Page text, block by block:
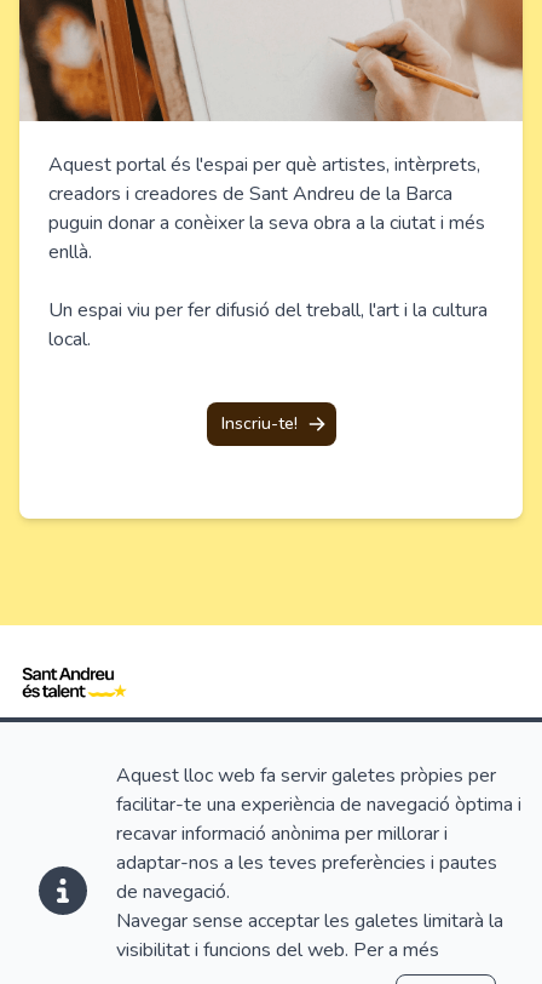
Aquest portal és l'espai per què artistes, intèrprets,
creadors i creadores de Sant Andreu de la Barca
puguin donar a conèixer la seva obra a la ciutat i més
enllà.
Un espai viu per fer difusió del treball, l'art i la cultura
local.
Inscriu-te!
Ajuntament de Sant Andreu de la Barca
Aquest lloc web fa servir galetes pròpies per
facilitar-te una experiència de navegació òptima i
recavar informació anònima per millorar i
adaptar-nos a les teves preferències i pautes
de navegació.
Navegar sense acceptar les galetes limitarà la
visibilitat i funcions del web. Per a més